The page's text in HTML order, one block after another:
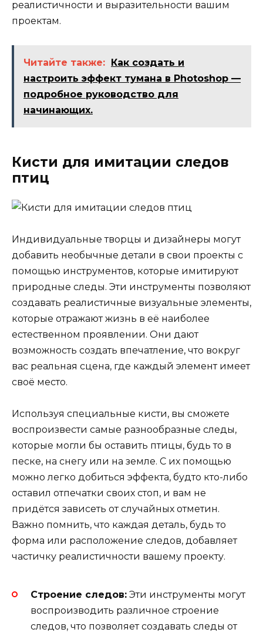
реалистичности и выразительности вашим
проектам.
Читайте также: Как создать и
настроить эффект тумана в Photoshop —
подробное руководство для
начинающих.
Кисти для имитации следов
птиц
Индивидуальные творцы и дизайнеры могут
добавить необычные детали в свои проекты с
помощью инструментов, которые имитируют
природные следы. Эти инструменты позволяют
создавать реалистичные визуальные элементы,
которые отражают жизнь в её наиболее
естественном проявлении. Они дают
возможность создать впечатление, что вокруг
вас реальная сцена, где каждый элемент имеет
своё место.
Используя специальные кисти, вы сможете
воспроизвести самые разнообразные следы,
которые могли бы оставить птицы, будь то в
песке, на снегу или на земле. С их помощью
можно легко добиться эффекта, будто кто-либо
оставил отпечатки своих стоп, и вам не
придётся зависеть от случайных отметин.
Важно помнить, что каждая деталь, будь то
форма или расположение следов, добавляет
частичку реалистичности вашему проекту.
Строение следов: Эти инструменты могут
воспроизводить различное строение
следов, что позволяет создавать следы от